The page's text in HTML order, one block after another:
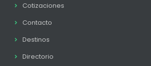
Cotizaciones
Contacto
Destinos
Directorio